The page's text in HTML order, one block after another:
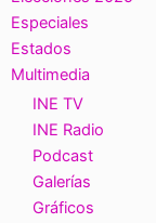
Especiales
Estados
Multimedia
INE TV
INE Radio
Podcast
Galerías
Gráficos